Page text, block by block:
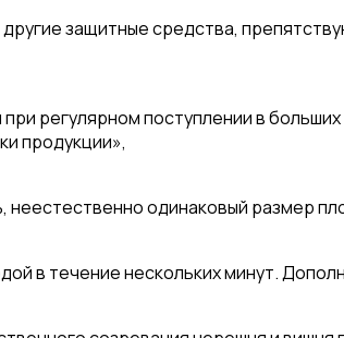
защитные средства,
регулярном поступлении в
продукции»,
одинаковый размер
течение нескольких минут.